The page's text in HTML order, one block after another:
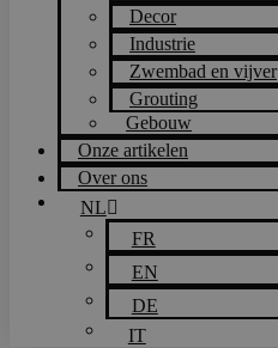
Decor
Industrie
Zwembad en vijver
Grouting
Gebouw
Onze artikelen
Over ons
NL
FR
EN
DE
IT